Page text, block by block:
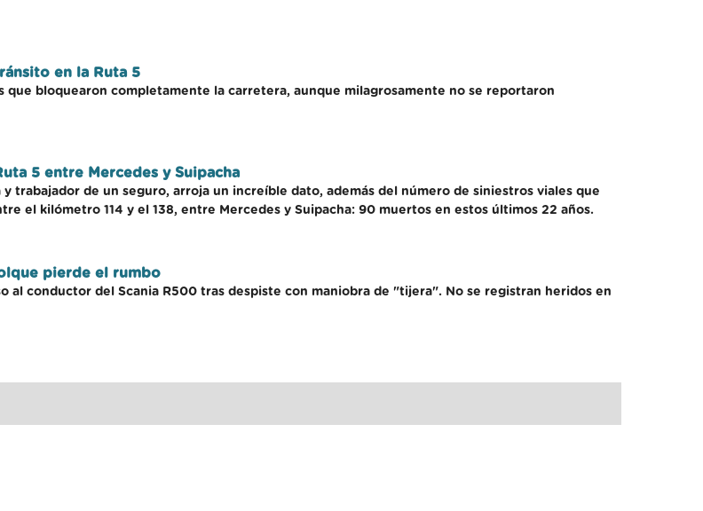
en la Ruta 5
bloquearon completamente la carretera, aunque milagrosamente no se reportaron
5 entre Mercedes y Suipacha
trabajador de un seguro, arroja un increíble dato, además del número de siniestros viales que
el kilómetro 114 y el 138, entre Mercedes y Suipacha: 90 muertos en estos últimos 22 años.
pierde el rumbo
al conductor del Scania R500 tras despiste con maniobra de "tijera". No se registran heridos en